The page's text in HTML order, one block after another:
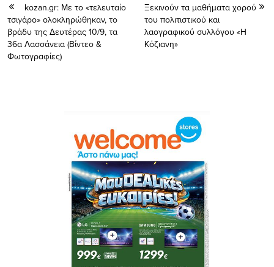
kozan.gr: Με το «τελευταίο
τσιγάρο» ολοκληρώθηκαν, το
βράδυ της Δευτέρας 10/9, τα
36α Λασσάνεια (Βίντεο &
Φωτογραφίες)
Ξεκινούν τα μαθήματα χορού
του πολιτιστικού και
λαογραφικού συλλόγου «Η
Κόζιανη»